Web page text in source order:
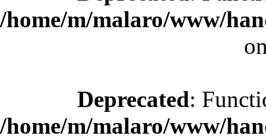
/home/m/malaro/www/
Deprecated:
/home/m/malaro/www/